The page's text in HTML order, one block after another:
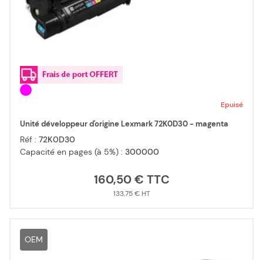
Epuisé
Unité développeur d'origine Lexmark 72K0D30 - magenta
Réf : 72K0D30
Capacité en pages (à 5%) : 300000
160,50 €
133,75 €
OEM